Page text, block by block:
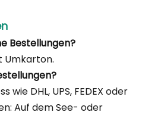
Bestellungen?
Umkarton.
wie DHL, UPS, FEDEX oder
Auf dem See- oder